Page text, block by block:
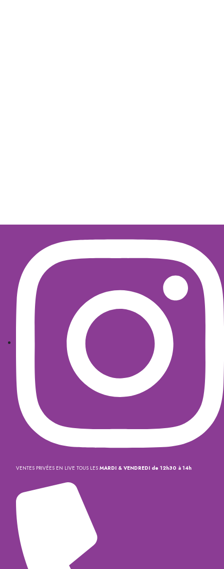
VENTES PRIVÉES EN LIVE TOUS LES MARDI & VENDREDI de 12h30 à 14h